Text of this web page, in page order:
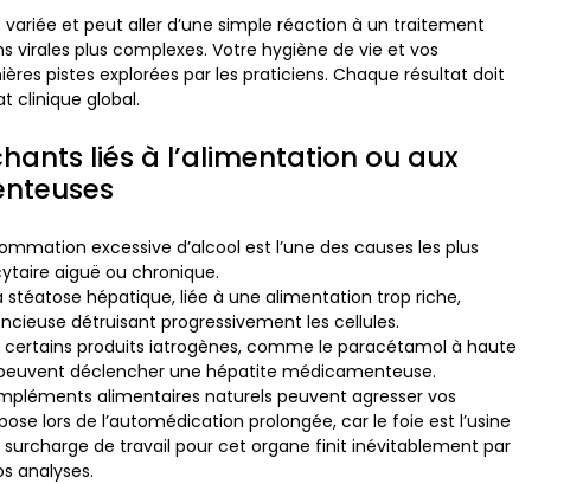
variée et peut aller d’une simple réaction à un traitement
virales plus complexes. Votre hygiène de vie et vos
pistes explorées par les praticiens. Chaque résultat doit
clinique global.
liés à l’alimentation ou aux
excessive d’alcool est l’une des causes les plus
aiguë ou chronique.
stéatose hépatique, liée à une alimentation trop riche,
détruisant progressivement les cellules.
certains produits iatrogènes, comme le paracétamol à haute
déclencher une hépatite médicamenteuse.
alimentaires naturels peuvent agresser vos
lors de l’automédication prolongée, car le foie est l’usine
de travail pour cet organe finit inévitablement par
analyses.